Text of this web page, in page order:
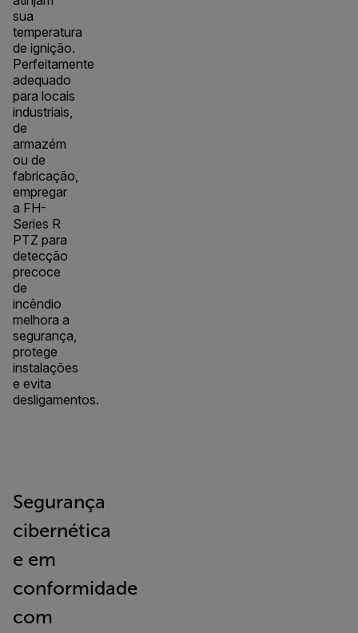
sua
temperatura
de ignição.
Perfeitamente
adequado
para locais
industriais,
de
armazém
ou de
fabricação,
empregar
a FH-
Series R
PTZ para
detecção
precoce
de
incêndio
melhora a
segurança,
protege
instalações
e evita
desligamentos.
Segurança
cibernética
e em
conformidade
com